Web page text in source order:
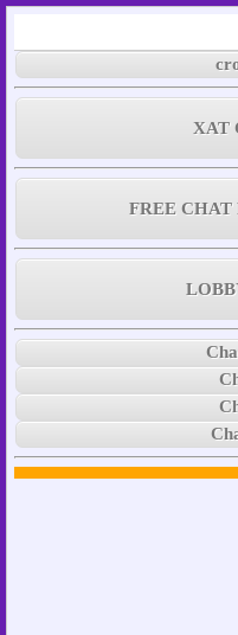
XAT
FREE CHAT